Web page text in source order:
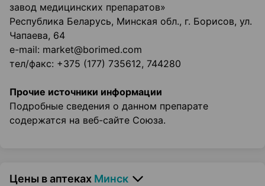
завод медицинских препаратов»
Республика Беларусь, Минская обл., г. Борисов, ул.
Чапаева, 64
e-mail: market@borimed.com
тел/факс: +375 (177) 735612, 744280
Прочие источники информации
Подробные сведения о данном препарате
содержатся на веб-сайте Союза.
Цены в аптеках Минск